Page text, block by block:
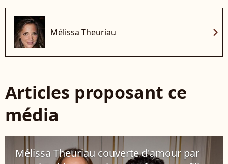
Mélissa Theuriau chevron_right
Articles proposant ce
média
Mélissa Theuriau couverte d'amour par